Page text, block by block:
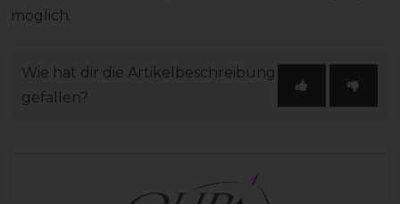
möglich.
Wie hat dir die Artikelbeschreibung
gefallen?